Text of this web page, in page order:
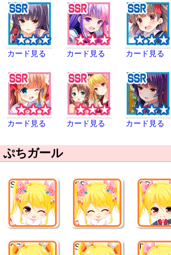
カード見る カード見る カード見る
カード見る カード見る カード見る
ぷちガール
SR SR SR
SR SR R